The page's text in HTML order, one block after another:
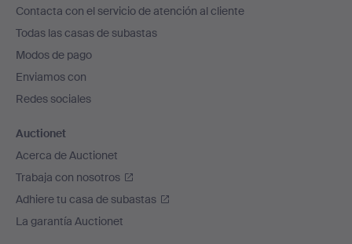
el
pie
de
página
Contacta con el servicio de atención al cliente
Todas las casas de subastas
Modos de pago
Enviamos con
Redes sociales
Auctionet
Acerca de Auctionet
Trabaja con nosotros
Adhiere tu casa de subastas
La garantía Auctionet